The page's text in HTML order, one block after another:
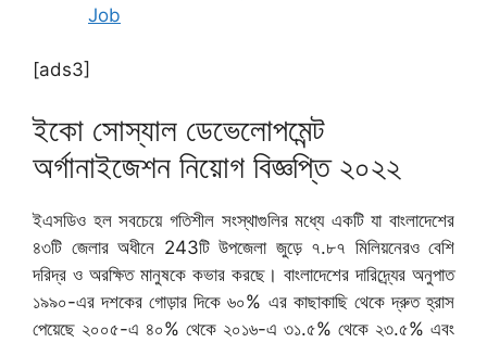
Job
[ads3]
ইকো সোস্যাল ডেভেলোপমেন্ট
অর্গানাইজেশন নিয়োগ বিজ্ঞপ্তি ২০২২
ইএসডিও হল সবচেয়ে গতিশীল সংস্থাগুলির মধ্যে একটি যা বাংলাদেশের
৪৩টি জেলার অধীনে 243টি উপজেলা জুড়ে ৭.৮৭ মিলিয়নেরও বেশি
দরিদ্র ও অরক্ষিত মানুষকে কভার করছে। বাংলাদেশের দারিদ্র্যের অনুপাত
১৯৯০-এর দশকের গোড়ার দিকে ৬০% এর কাছাকাছি থেকে দ্রুত হ্রাস
পেয়েছে ২০০৫-এ ৪০% থেকে ২০১৬-এ ৩১.৫% থেকে ২৩.৫% এবং